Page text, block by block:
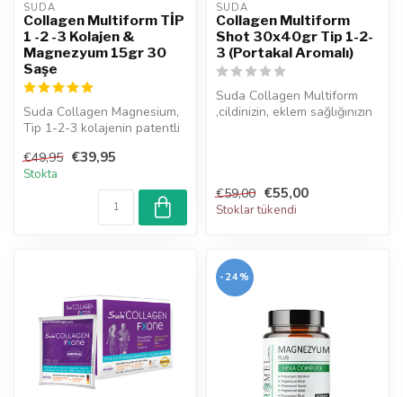
SUDA
Collagen Multiform TİP
1 -2 -3 Kolajen &
Magnezyum 15gr 30
Saşe
Suda Collagen Magnesium,
Tip 1-2-3 kolajenin patentli
€49,95 €39,95
Stokta
SUDA
Collagen Multiform
Shot 30x40gr Tip 1-2-
3 (Portakal Aromalı)
Suda Collagen Multiform
,cildinizin, eklem sağlığınızın
€59,00 €55,00
Stoklar tükendi
-24%